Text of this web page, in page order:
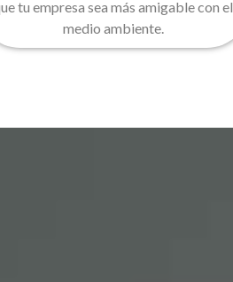
tu empresa sea más amigable con el
medio ambiente.